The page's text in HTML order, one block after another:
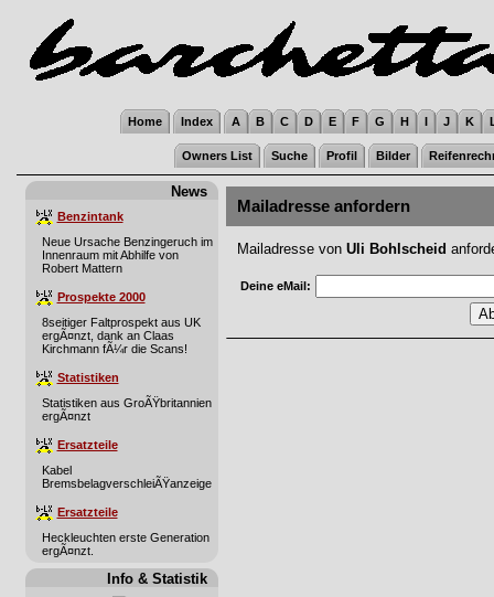
Home Index A B C D E F G H I J K
Owners List Suche Profil Bilder
News
Benzintank
Neue Ursache Benzingeruch im
Innenraum mit Abhilfe von
Robert Mattern
Prospekte 2000
8seitiger Faltprospekt aus UK
ergÃ¤nzt, dank an Claas
Kirchmann fÃ¼r die Scans!
Statistiken
Statistiken aus GroÃŸbritannien
ergÃ¤nzt
Ersatzteile
Kabel
BremsbelagverschleiÃŸanzeige
Ersatzteile
Heckleuchten erste Generation
ergÃ¤nzt.
Info & Statistik
Mailadresse anfordern
Mailadresse von Uli Bohlscheid
Deine eMail: